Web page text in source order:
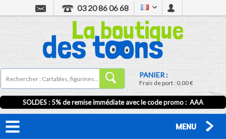
03 20 86 06 68
PANIER :
Frais de port :0,00 €
SOLDES : 5% de remise immédiate avec le code promo : AAA
MENU